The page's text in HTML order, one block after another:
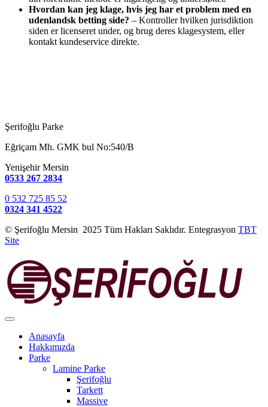
Hvordan kan jeg klage, hvis jeg har et problem med en
udenlandsk betting side? – Kontroller hvilken jurisdiktion
siden er licenseret under, og brug deres klagesystem, eller
kontakt kundeservice direkte.
Şerifoğlu Parke
Eğriçam Mh. GMK bul No:540/B
Yenişehir Mersin
0533 267 2834
0 532 725 85 52
0324 341 4522
© Şerifoğlu Mersin 2025 Tüm Hakları Saklıdır. Entegrasyon TBT
Site
Anasayfa
Hakkımızda
Parke
Lamine Parke
Şerifoğlu
Tarkett
Massive